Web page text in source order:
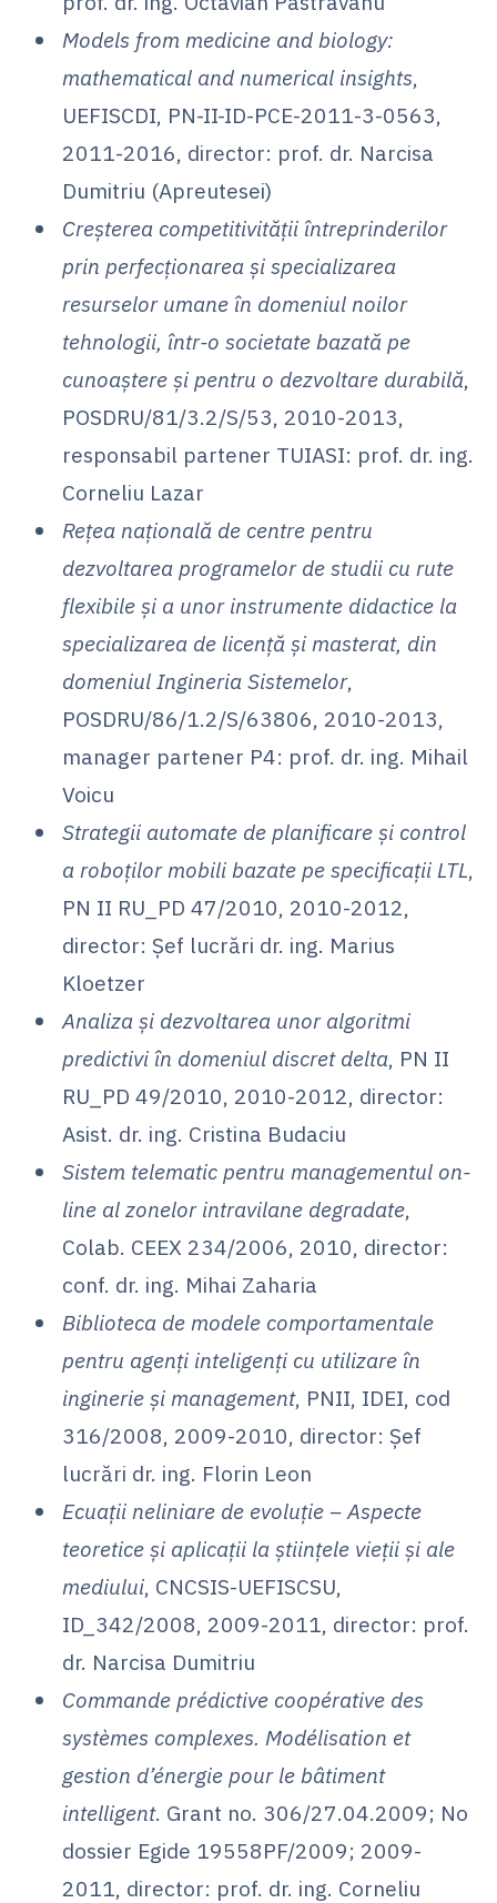
Models from medicine and biology:
mathematical and numerical insights,
UEFISCDI, PN-II-ID-PCE-2011-3-0563,
2011-2016, director: prof. dr. Narcisa
Dumitriu (Apreutesei)
Creșterea competitivității întreprinderilor
prin perfecționarea și specializarea
resurselor umane în domeniul noilor
tehnologii, într-o societate bazată pe
cunoaștere și pentru o dezvoltare durabilă,
POSDRU/81/3.2/S/53, 2010-2013,
responsabil partener TUIASI: prof. dr. ing.
Corneliu Lazar
Rețea națională de centre pentru
dezvoltarea programelor de studii cu rute
flexibile și a unor instrumente didactice la
specializarea de licență și masterat, din
domeniul Ingineria Sistemelor,
POSDRU/86/1.2/S/63806, 2010-2013,
manager partener P4: prof. dr. ing. Mihail
Voicu
Strategii automate de planificare și control
a roboților mobili bazate pe specificații LTL,
PN II RU_PD 47/2010, 2010-2012,
director: Şef lucrări dr. ing. Marius
Kloetzer
Analiza și dezvoltarea unor algoritmi
predictivi în domeniul discret delta, PN II
RU_PD 49/2010, 2010-2012, director:
Asist. dr. ing. Cristina Budaciu
Sistem telematic pentru managementul on-
line al zonelor intravilane degradate,
Colab. CEEX 234/2006, 2010, director:
conf. dr. ing. Mihai Zaharia
Biblioteca de modele comportamentale
pentru agenți inteligenți cu utilizare în
inginerie și management, PNII, IDEI, cod
316/2008, 2009-2010, director: Şef
lucrări dr. ing. Florin Leon
Ecuații neliniare de evoluție – Aspecte
teoretice și aplicații la științele vieții și ale
mediului, CNCSIS-UEFISCSU,
ID_342/2008, 2009-2011, director: prof.
dr. Narcisa Dumitriu
Commande prédictive coopérative des
systèmes complexes. Modélisation et
gestion d’énergie pour le bâtiment
intelligent. Grant no. 306/27.04.2009; No
dossier Egide 19558PF/2009; 2009-
2011, director: prof. dr. ing. Corneliu